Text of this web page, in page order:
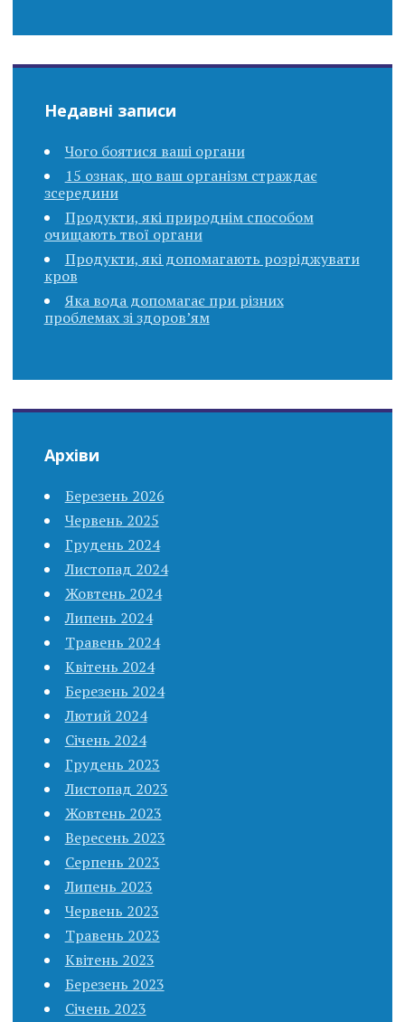
Недавні записи
Чого боятися ваші органи
15 ознак, що ваш організм страждає
зсередини
Продукти, які природнім способом
очищають твої органи
Продукти, які допомагають розріджувати
кров
Яка вода допомагає при різних
проблемах зі здоров’ям
Архіви
Березень 2026
Червень 2025
Грудень 2024
Листопад 2024
Жовтень 2024
Липень 2024
Травень 2024
Квітень 2024
Березень 2024
Лютий 2024
Січень 2024
Грудень 2023
Листопад 2023
Жовтень 2023
Вересень 2023
Серпень 2023
Липень 2023
Червень 2023
Травень 2023
Квітень 2023
Березень 2023
Січень 2023